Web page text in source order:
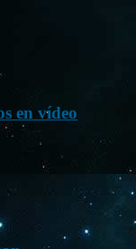
en vídeo